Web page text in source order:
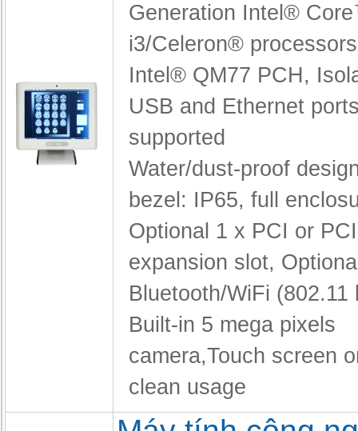
Generation Intel®
i3/Celeron® processors
Intel® QM77 PCH,
USB and Ethernet
supported
Water/dust-proof
bezel: IP65, full
Optional 1 x PCI or
expansion slot,
Bluetooth/WiFi (802.11
Built-in 5 mega pixels
camera,Touch screen
clean usage